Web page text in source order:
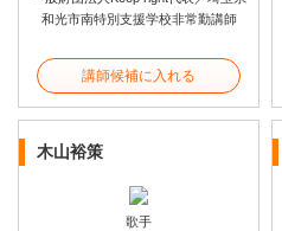
和光市南特別支援学校非常勤講師
講師候補に入れる
木山裕策
歌手